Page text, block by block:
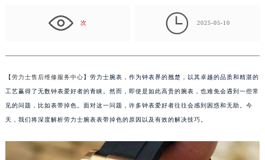
次  2025-05-10
【劳力士售后维修服务中心】劳力士腕表，作为钟表界的翘楚，以其卓越的品质和精湛的
工艺赢得了无数钟表爱好者的青睐。然而，即使是如此高贵的腕表，也难免会遇到一些常
见的问题，比如表带掉色。面对这一问题，许多钟表爱好者往往会感到困惑和无助。今
天，我们将深度解析劳力士腕表表带掉色的原因以及有效的解决技巧。